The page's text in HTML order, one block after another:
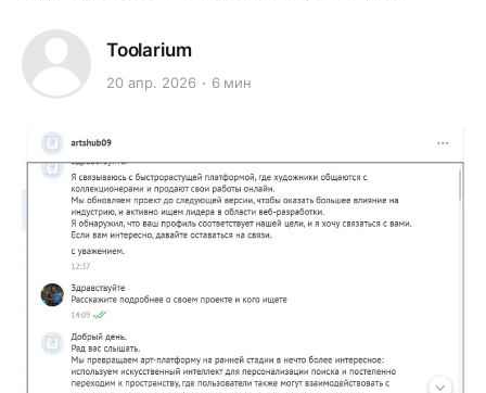
Toolarium
20 апр. 2026 6 мин